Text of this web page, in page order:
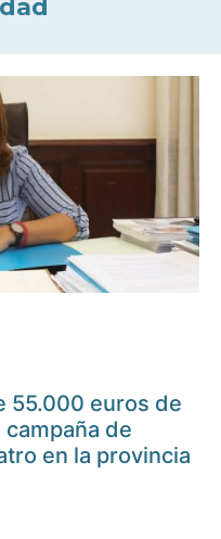
55.000 euros de
de
en la provincia